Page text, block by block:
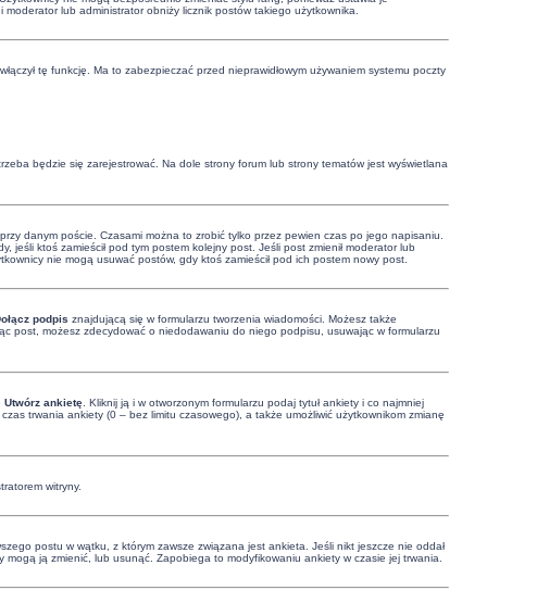
lub administrator obniży licznik postów takiego użytkownika.
tę funkcję. Ma to zabezpieczać przed nieprawidłowym używaniem systemu poczty
będzie się zarejestrować. Na dole strony forum lub strony tematów jest wyświetlana
danym poście. Czasami można to zrobić tylko przez pewien czas po jego napisaniu.
jeśli ktoś zamieścił pod tym postem kolejny post. Jeśli post zmienił moderator lub
nie mogą usuwać postów, gdy ktoś zamieścił pod ich postem nowy post.
podpis znajdującą się w formularzu tworzenia wiadomości. Możesz także
post, możesz zdecydować o niedodawaniu do niego podpisu, usuwając w formularzu
Utwórz ankietę. Kliknij ją i w otworzonym formularzu podaj tytuł ankiety i co najmniej
trwania ankiety (0 – bez limitu czasowego), a także umożliwić użytkownikom zmianę
witryny.
postu w wątku, z którym zawsze związana jest ankieta. Jeśli nikt jeszcze nie oddał
ją zmienić, lub usunąć. Zapobiega to modyfikowaniu ankiety w czasie jej trwania.